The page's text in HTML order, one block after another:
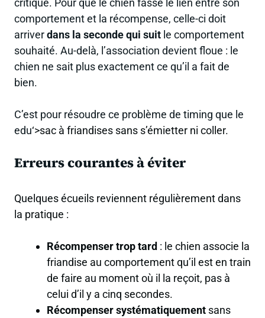
critique. Pour que le chien fasse le lien entre son
comportement et la récompense, celle-ci doit
arriverdans la seconde qui suit le comportement
souhaité. Au-delà, l’association devient floue : le
chien ne sait plus exactement ce qu’il a fait de
bien.
C’est pour résoudre ce problème de timing que le
edu‘>sac à friandises sans s’émietter ni coller.
Erreurs courantes à éviter
Quelques écueils reviennent régulièrement dans
la pratique :
Récompenser trop tard : le chien associe la
friandise au comportement qu’il est en train
de faire au moment où il la reçoit, pas à
celui d’il y a cinq secondes.
Récompenser systématiquementsans